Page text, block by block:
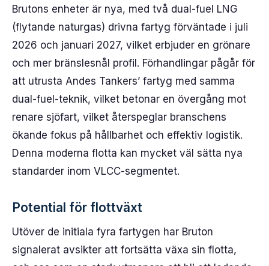
Brutons enheter är nya, med två dual-fuel LNG
(flytande naturgas) drivna fartyg förväntade i juli
2026 och januari 2027, vilket erbjuder en grönare
och mer bränslesnål profil. Förhandlingar pågår för
att utrusta Andes Tankers’ fartyg med samma
dual-fuel-teknik, vilket betonar en övergång mot
renare sjöfart, vilket återspeglar branschens
ökande fokus på hållbarhet och effektiv logistik.
Denna moderna flotta kan mycket väl sätta nya
standarder inom VLCC-segmentet.
Potential för flottväxt
Utöver de initiala fyra fartygen har Bruton
signalerat avsikter att fortsätta växa sin flotta,